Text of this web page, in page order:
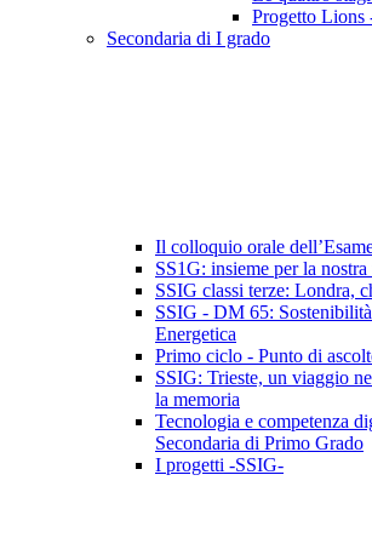
Progetto Lions
Secondaria di I grado
Il colloquio orale
SS1G: insieme per la nostra
SSIG classi terze: Londra,
SSIG - DM 65:
Energetica
Primo ciclo - Punto di
SSIG: Trieste, un viaggio
la memoria
Tecnologia e competenza
Secondaria di Primo Grado
I progetti -SSIG-